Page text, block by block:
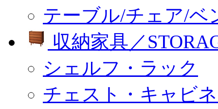
テーブル/チェア/ベ
収納家具／
シェルフ・ラック
チェスト・キャビ